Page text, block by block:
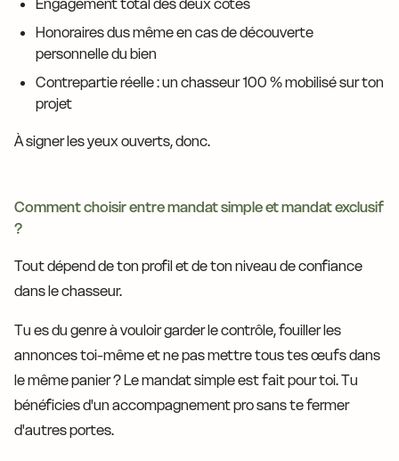
Honoraires dus même en cas de découverte
personnelle du bien
Contrepartie réelle : un chasseur 100 % mobilisé sur ton
projet
À signer les yeux ouverts, donc.
Comment choisir entre mandat simple et mandat exclusif
?
Tout dépend de ton profil et de ton niveau de confiance
dans le chasseur.
Tu es du genre à vouloir garder le contrôle, fouiller les
annonces toi-même et ne pas mettre tous tes œufs dans
le même panier ? Le mandat simple est fait pour toi. Tu
bénéficies d'un accompagnement pro sans te fermer
d'autres portes.